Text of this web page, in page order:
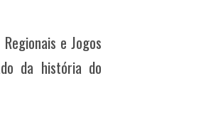
e Jogos
da história do